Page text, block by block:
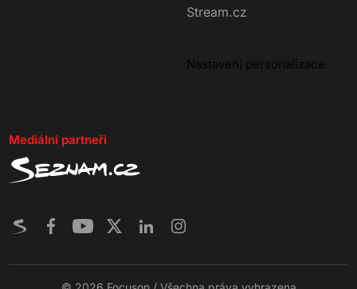
Stream.cz
Nastavení personalizace
Mediální partneři